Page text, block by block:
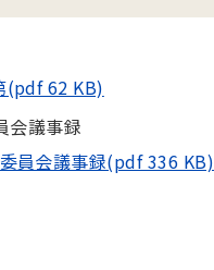
(pdf 62 KB)
会議事録
員会議事録(pdf 336 KB)